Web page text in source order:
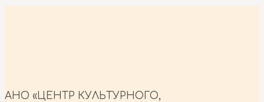
АНО «ЦЕНТР КУЛЬТУРНОГО,